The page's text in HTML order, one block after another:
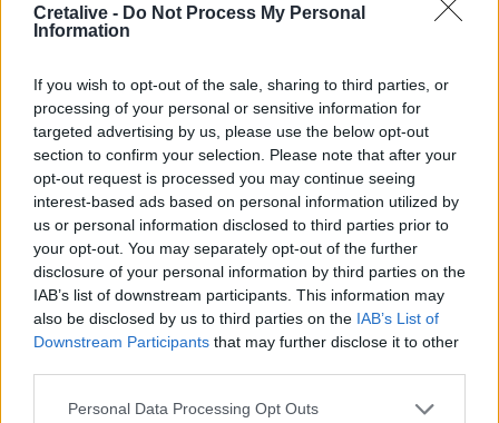
Cretalive - Do Not Process My Personal
Information
If you wish to opt-out of the sale, sharing to third parties, or
processing of your personal or sensitive information for
targeted advertising by us, please use the below opt-out
section to confirm your selection. Please note that after your
opt-out request is processed you may continue seeing
interest-based ads based on personal information utilized by
us or personal information disclosed to third parties prior to
your opt-out. You may separately opt-out of the further
disclosure of your personal information by third parties on the
IAB’s list of downstream participants. This information may
also be disclosed by us to third parties on the IAB’s List of
Downstream Participants that may further disclose it to other
Personal Data Processing Opt Outs
Δύο συλλήψεις για την υπόθεση του 72χρονου που είχε
βρεθεί νεκρός σε αυτοκίνητο στα Άνω Λιόσια
18:09
Ντύθηκε «Χάρος», ανέβηκε στην οροφή νοσοκομείου
και... σκόρπισε τον τρόμο
18:05
Γιώργος Σφακιανάκης: Η παρέμβαση για το
μεταναστευτικό με φόντο τη Θέουτα
18:04
Υπ. Παιδείας: Ανακοινώθηκαν 95 ειδικότητες και 860
τμήματα των ΣΑΕΚ – Πότε ξεκινούν οι αιτήσεις
στο συλλαλητήριο της ΔΕΘ